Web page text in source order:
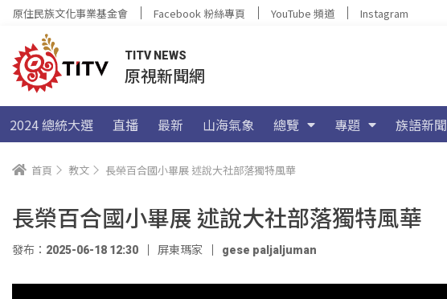
原住民族文化事業基金會 Facebook 粉絲專頁 YouTube 頻道 Instagram
TITV NEWS
原視新聞網
2024 總統大選 直播 最新 山海氣象 總覽 專題 族語新聞
首頁 教文 長榮百合國小畢展 述說大社部落獨特風華
長榮百合國小畢展 述說大社部落獨特風華
發布：2025-06-18 12:30 屏東瑪家 gese paljaljuman